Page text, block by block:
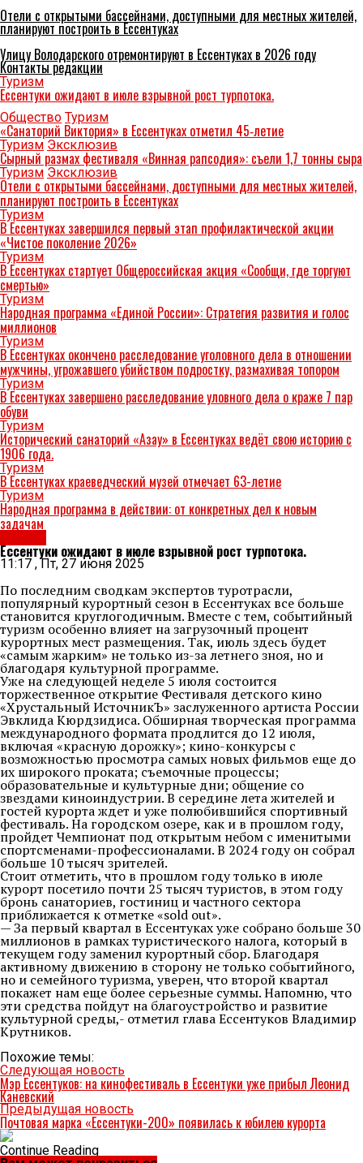
Отели с открытыми бассейнами, доступными для местных жителей,
планируют построить в Ессентуках
Улицу Володарского отремонтируют в Ессентуках в 2026 году
Контакты редакции
Туризм
Ессентуки ожидают в июле взрывной рост турпотока.
Общество Туризм
«Санаторий Виктория» в Ессентуках отметил 45‑летие
Туризм Эксклюзив
Сырный размах фестиваля «Винная рапсодия»: съели 1,7 тонны сыра
Туризм Эксклюзив
Отели с открытыми бассейнами, доступными для местных жителей,
планируют построить в Ессентуках
Туризм
В Ессентуках завершился первый этап профилактической акции
«Чистое поколение 2026»
Туризм
В Ессентуках стартует Общероссийская акция «Сообщи, где торгуют
смертью»
Туризм
Народная программа «Единой России»: Стратегия развития и голос
миллионов
Туризм
В Ессентуках окончено расследование уголовного дела в отношении
мужчины, угрожавшего убийством подростку, размахивая топором
Туризм
В Ессентуках завершено расследование уловного дела о краже 7 пар
обуви
Туризм
Исторический санаторий «Азау» в Ессентуках ведёт свою историю с
1906 года.
Туризм
В Ессентуках краеведческий музей отмечает 63-летие
Туризм
Народная программа в действии: от конкретных дел к новым
задачам
Ессентуки ожидают в июле взрывной рост турпотока.
11:17 , Пт, 27 июня 2025
По последним сводкам экспертов туротрасли,
популярный курортный сезон в Ессентуках все больше
становится круглогодичным. Вместе с тем, событийный
туризм особенно влияет на загрузочный процент
курортных мест размещения. Так, июль здесь будет
«самым жарким» не только из-за летнего зноя, но и
благодаря культурной программе.
Уже на следующей неделе 5 июля состоится
торжественное открытие Фестиваля детского кино
«Хрустальный ИсточникЪ» заслуженного артиста России
Эвклида Кюрдзидиса. Обширная творческая программа
международного формата продлится до 12 июля,
включая «красную дорожку»; кино-конкурсы с
возможностью просмотра самых новых фильмов еще до
их широкого проката; съемочные процессы;
образовательные и культурные дни; общение со
звездами киноиндустрии. В середине лета жителей и
гостей курорта ждет и уже полюбившийся спортивный
фестиваль. На городском озере, как и в прошлом году,
пройдет Чемпионат под открытым небом с именитыми
спортсменами-профессионалами. В 2024 году он собрал
больше 10 тысяч зрителей.
Стоит отметить, что в прошлом году только в июле
курорт посетило почти 25 тысяч туристов, в этом году
бронь санаториев, гостиниц и частного сектора
приближается к отметке «sold out».
— За первый квартал в Ессентуках уже собрано больше 30
миллионов в рамках туристического налога, который в
текущем году заменил курортный сбор. Благодаря
активному движению в сторону не только событийного,
но и семейного туризма, уверен, что второй квартал
покажет нам еще более серьезные суммы. Напомню, что
эти средства пойдут на благоустройство и развитие
культурной среды,- отметил глава Ессентуков Владимир
Крутников.
Похожие темы:
Следующая новость
Мэр Ессентуков: на кинофестиваль в Ессентуки уже прибыл Леонид
Каневский
Предыдущая новость
Почтовая марка «Ессентуки-200» появилась к юбилею курорта
Continue Reading